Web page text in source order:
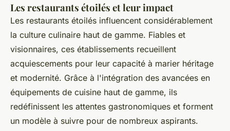
Les restaurants étoilés et leur impact
Les restaurants étoilés influencent considérablement
la culture culinaire haut de gamme. Fiables et
visionnaires, ces établissements recueillent
acquiescements pour leur capacité à marier héritage
et modernité. Grâce à l'intégration des avancées en
équipements de cuisine haut de gamme, ils
redéfinissent les attentes gastronomiques et forment
un modèle à suivre pour de nombreux aspirants.